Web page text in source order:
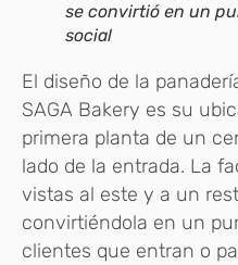
se convirtió en un
social
El diseño de la
SAGA Bakery es su
primera planta de un
lado de la entrada. La
vistas al este y a un
convirtiéndola en un
clientes que entran o